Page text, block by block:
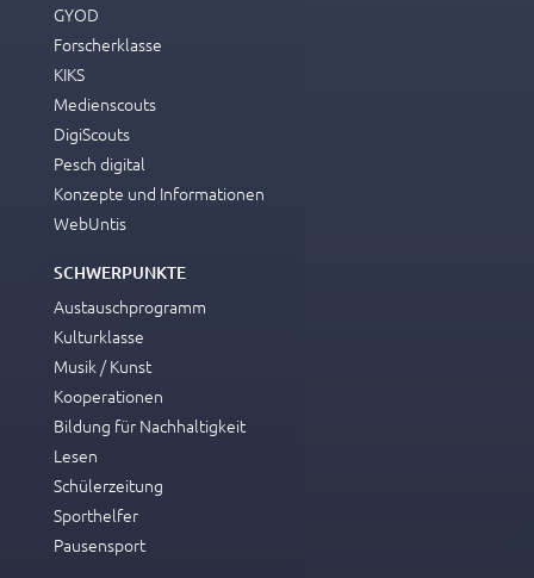
GYOD
Forscherklasse
KIKS
Medienscouts
DigiScouts
Pesch digital
Konzepte und Informationen
WebUntis
SCHWERPUNKTE
Austauschprogramm
Kulturklasse
Musik / Kunst
Kooperationen
Bildung für Nachhaltigkeit
Lesen
Schülerzeitung
Sporthelfer
Pausensport